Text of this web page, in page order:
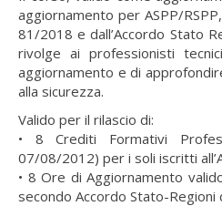
aggiornamento per ASPP/
81/2018 e dall’Accordo Stato
rivolge ai professionisti
aggiornamento e di
alla sicurezza.
Valido per il rilascio di:
• 8 Crediti Formativi
07/08/2012) per i soli iscritti
• 8 Ore di Aggiornamento
secondo Accordo Stato-